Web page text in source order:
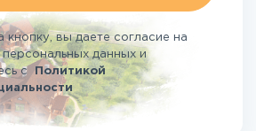
кнопку, вы даете согласие на
данных и
сПолитикой